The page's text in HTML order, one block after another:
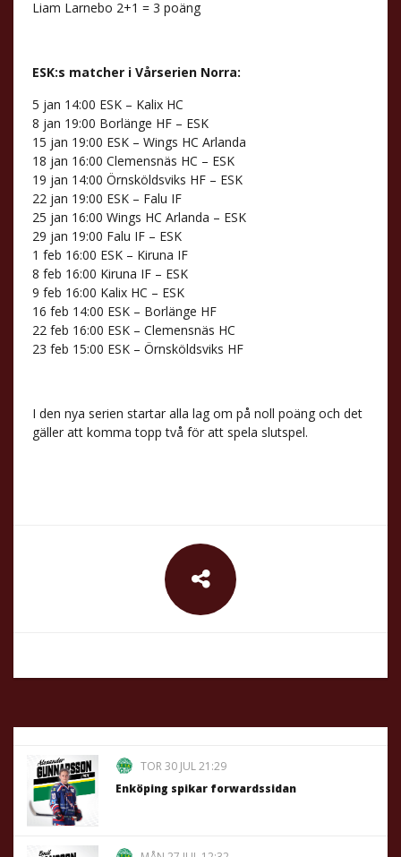
Liam Larnebo 2+1 = 3 poäng
ESK:s matcher i Vårserien Norra:
5 jan 14:00 ESK – Kalix HC
8 jan 19:00 Borlänge HF – ESK
15 jan 19:00 ESK – Wings HC Arlanda
18 jan 16:00 Clemensnäs HC – ESK
19 jan 14:00 Örnsköldsviks HF – ESK
22 jan 19:00 ESK – Falu IF
25 jan 16:00 Wings HC Arlanda – ESK
29 jan 19:00 Falu IF – ESK
1 feb 16:00 ESK – Kiruna IF
8 feb 16:00 Kiruna IF – ESK
9 feb 16:00 Kalix HC – ESK
16 feb 14:00 ESK – Borlänge HF
22 feb 16:00 ESK – Clemensnäs HC
23 feb 15:00 ESK – Örnsköldsviks HF
I den nya serien startar alla lag om på noll poäng och det
gäller att komma topp två för att spela slutspel.
TOR 30 JUL 21:29
Enköping spikar forwardssidan